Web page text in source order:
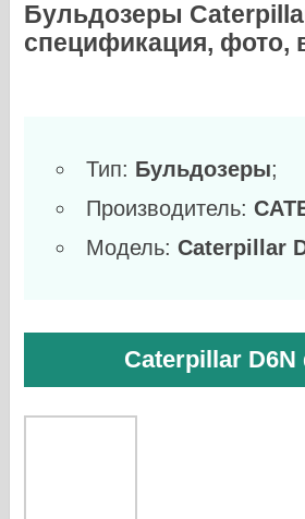
Бульдозеры
спецификация, фото,
Тип: Бульдозеры;
Производитель:
Модель:Caterpillar
Caterpillar